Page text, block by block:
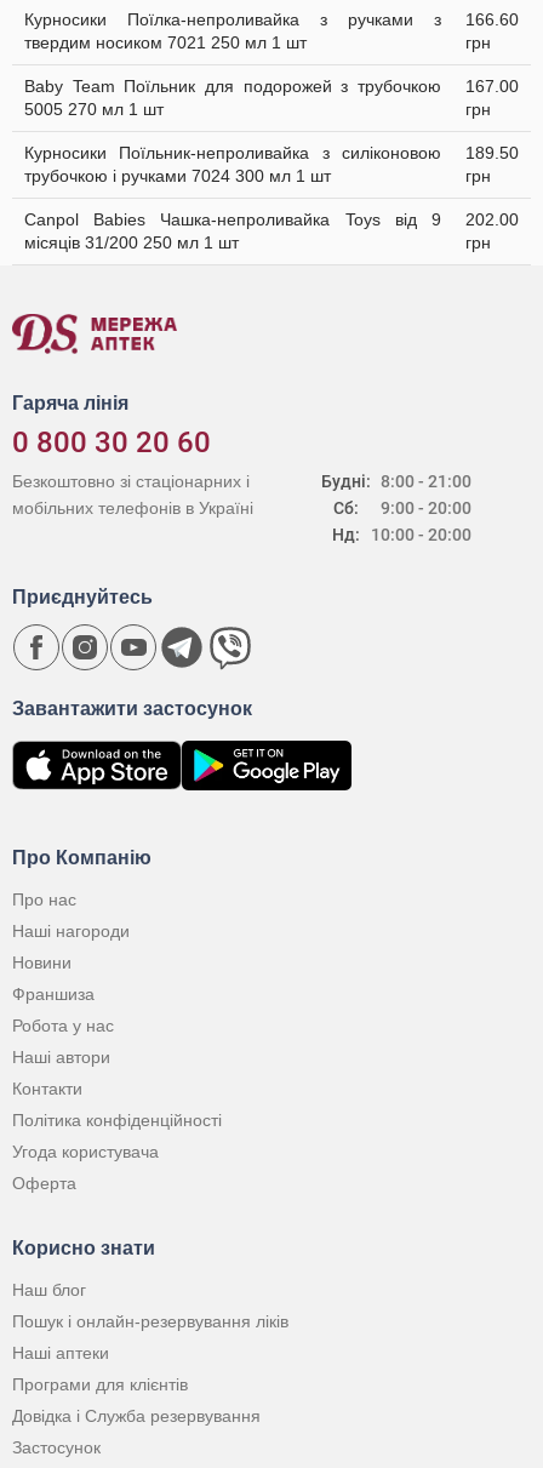
Курносики Поїлка-непроливайка з ручками з
твердим носиком 7021 250 мл 1 шт
166.60
грн
Baby Team Поїльник для подорожей з трубочкою
5005 270 мл 1 шт
167.00
грн
Курносики Поїльник-непроливайка з силіконовою
трубочкою і ручками 7024 300 мл 1 шт
189.50
грн
Canpol Babies Чашка-непроливайка Toys від 9
місяців 31/200 250 мл 1 шт
202.00
грн
Гаряча лінія
0 800 30 20 60
Будні:
Сб:
Нд:
8:00 - 21:00
9:00 - 20:00
10:00 - 20:00
Безкоштовно зі стаціонарних і
мобільних телефонів в Україні
Про Компанію
Про нас
Наші нагороди
Новини
Франшиза
Робота у нас
Наші автори
Контакти
Політика конфіденційності
Угода користувача
Оферта
Корисно знати
Наш блог
Пошук і онлайн-резервування ліків
Наші аптеки
Програми для клієнтів
Довідка і Служба резервування
Застосунок
Завантажити застосунок
Приєднуйтесь